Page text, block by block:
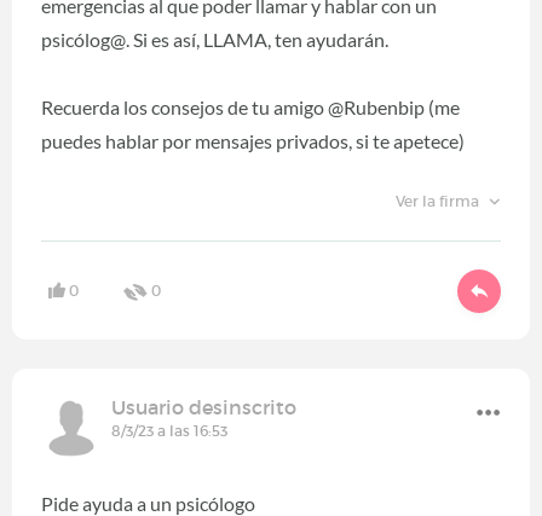
emergencias al que poder llamar y hablar con un
psicólog@. Si es así, LLAMA, ten ayudarán.
Recuerda los consejos de tu amigo @Rubenbip (me
puedes hablar por mensajes privados, si te apetece)
Ver la firma
0 0
Usuario desinscrito
8/3/23 a las 16:53
Pide ayuda a un psicólogo